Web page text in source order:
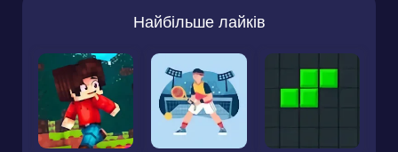
Найбільше лайків